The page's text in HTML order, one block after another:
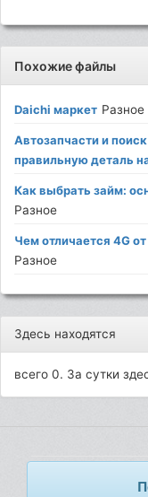
Похожие файлы
Daichi маркет Разное
Автозапчасти и
правильную деталь
Как выбрать займ:
Разное
Чем отличается 4G
Разное
Здесь находятся
всего 0. За сутки